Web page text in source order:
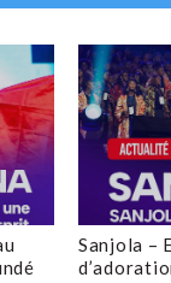
Sanjola –